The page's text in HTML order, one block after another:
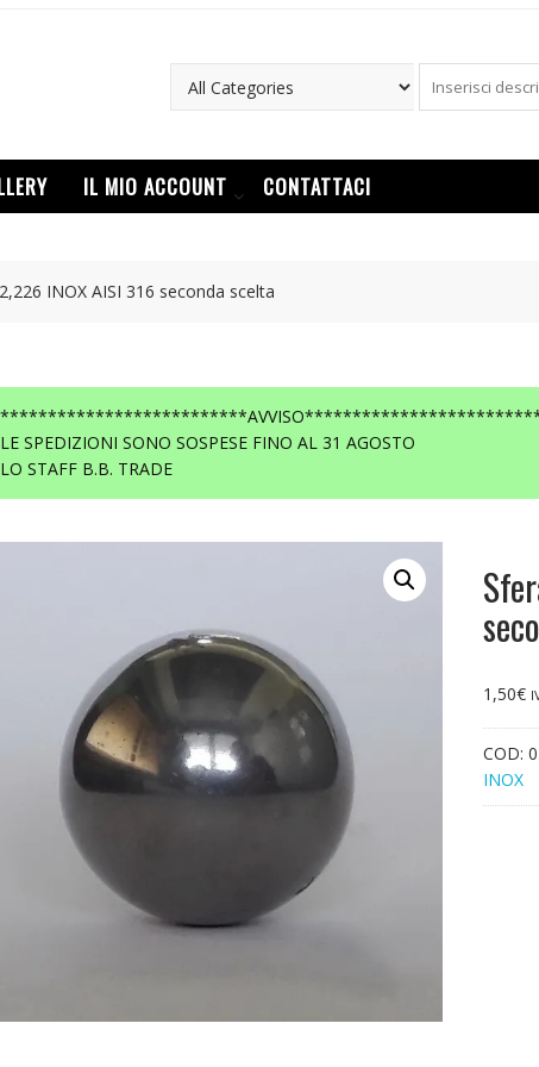
IL MIO ACCOUNT CONTATTACI
INOX AISI 316 seconda scelta
LE SPEDIZIONI SONO SOSPESE FINO AL 31 AGOSTO
LO STAFF B.B. TRADE
1,50€
COD:
INOX